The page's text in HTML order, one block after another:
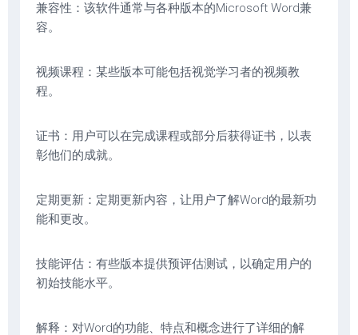
兼容性：该软件通常与各种版本的Microsoft Word兼
容。
视频课程：某些版本可能包括视觉学习者的视频教
程。
证书：用户可以在完成课程或部分后获得证书，以表
彰他们的成就。
定期更新：定期更新内容，让用户了解Word的最新功
能和更改。
技能评估：有些版本提供预评估测试，以确定用户的
初始技能水平。
解释：对Word的功能、特点和概念进行了详细的解